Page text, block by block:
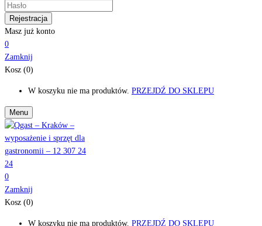
Masz już konto
0
Zamknij
Kosz (0)
W koszyku nie ma produktów. PRZEJDŹ DO SKLEPU
Menu
0
Zamknij
Kosz (0)
W koszyku nie ma produktów. PRZEJDŹ DO SKLEPU